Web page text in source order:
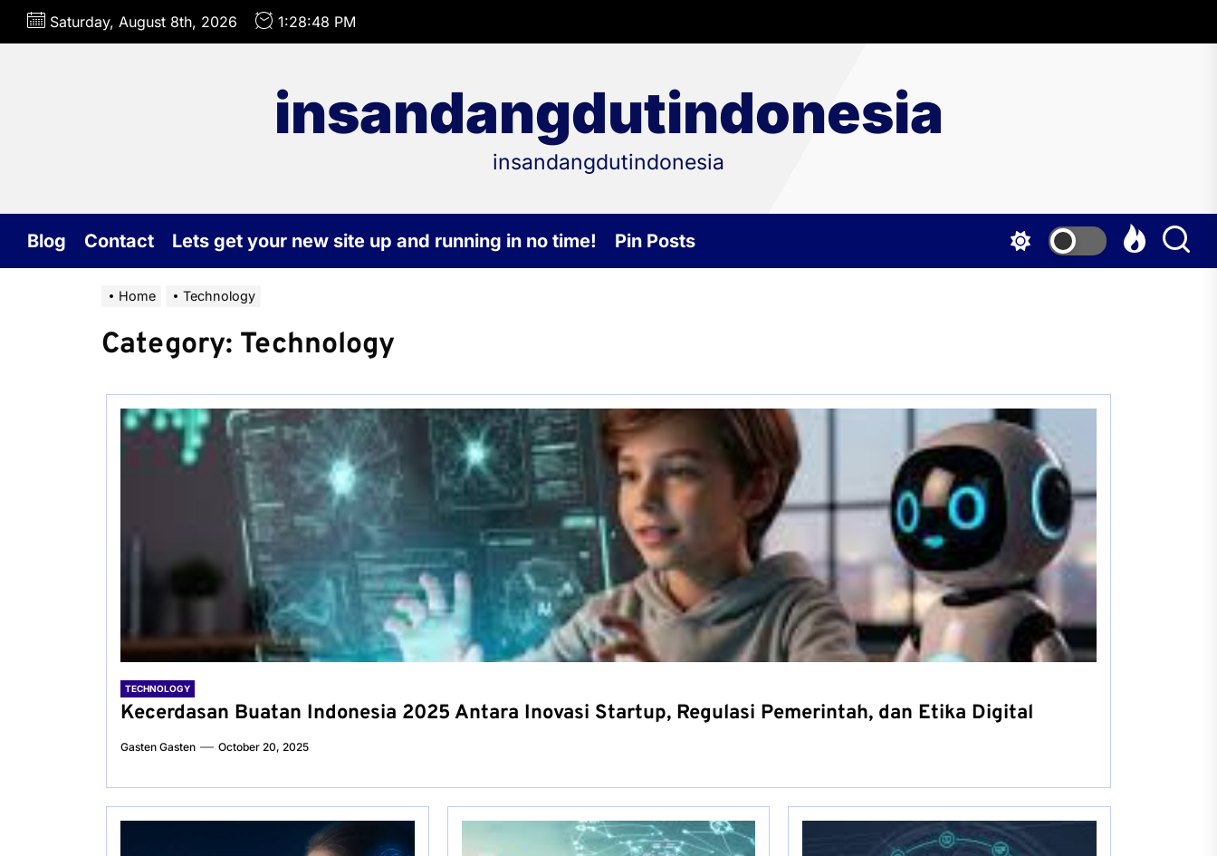
Skip
Saturday, August 8th, 2026 1:28:49 PM
insandangdutindonesia
insandangdutindonesia
Blog Contact Lets get your new site up and running in no time! Pin Posts
Home Technology
Category: Technology
TECHNOLOGY
Kecerdasan Buatan Indonesia 2025 Antara Inovasi Startup, Regulasi Pemerintah, dan Etika Digital
Gasten Gasten October 20, 2025